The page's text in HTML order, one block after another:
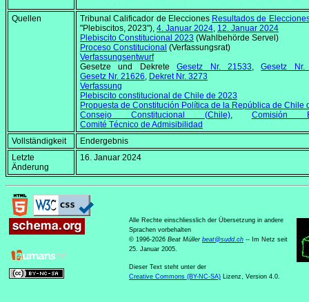
Quellen Tribunal Calificador de Elecciones Resultados de
"Plebiscitos, 2023"), 4. Januar 2024, 12. Januar 2024
Plebiscito Constitucional 2023 (Wahlbehörde Servel)
Proceso Constitucional (Verfassungsrat)
Verfassungsentwurf
Gesetze und DekreteGesetz Nr. 21533,Gesetz Nr.
Gesetz Nr. 21626, Dekret Nr. 3273
Verfassung
Plebiscito constitucional de Chile de 2023
Propuesta de Constitución Política de la República de Chile
Consejo Constitucional (Chile), Comisión
Comité Técnico de Admisibilidad
Vollständigkeit
Endergebnis
Letzte
Änderung
16. Januar 2024
Alle Rechte einschliesslich der Übersetzung in andere
Sprachen vorbehalten
© 1996-2026 Beat Müller beat@sudd.ch -- Im Netz seit
25. Januar 2005.
Dieser Text steht unter der
Creative Commons (BY-NC-SA) Lizenz, Version 4.0.